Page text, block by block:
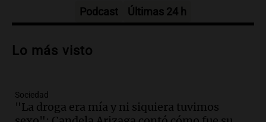
Audio.Debate en el Senado sobre
la soberanía digital en Argentina
Audio.
de semana helado y ciudadanos
Podcast Últimas 24 h
Lo más visto
Sociedad
"La droga era mía y ni siquiera tuvimos